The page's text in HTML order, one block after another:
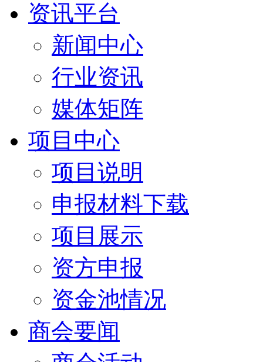
资讯平台
新闻中心
行业资讯
媒体矩阵
项目中心
项目说明
申报材料下载
项目展示
资方申报
资金池情况
商会要闻